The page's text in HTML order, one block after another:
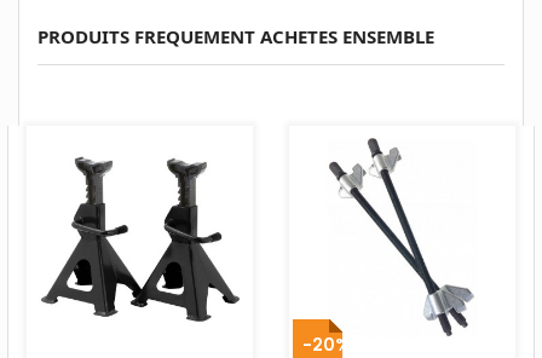
PRODUITS FREQUEMENT ACHETES ENSEMBLE
-20%